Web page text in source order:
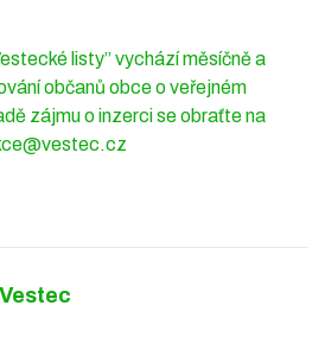
listy” vychází měsíčně a
občanů obce o veřejném
zájmu o inzerci se obraťte na